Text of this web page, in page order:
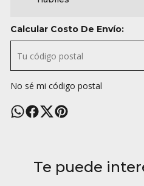
Calcular Costo De Envío:
No sé mi código postal
Te puede